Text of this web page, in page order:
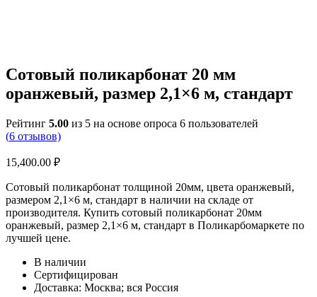
Сотовый поликарбонат 20 мм
оранжевый, размер 2,1×6 м, стандарт
Рейтинг 5.00 из 5 на основе опроса 6 пользователей
(6 отзывов)
15,400.00 ₽
Сотовый поликарбонат толщиной 20мм, цвета оранжевый,
размером 2,1×6 м, стандарт в наличии на складе от
производителя. Купить сотовый поликарбонат 20мм
оранжевый, размер 2,1×6 м, стандарт в Поликарбомаркете по
лучшей цене.
В наличии
Сертифицирован
Доставка: Москва; вся Россия